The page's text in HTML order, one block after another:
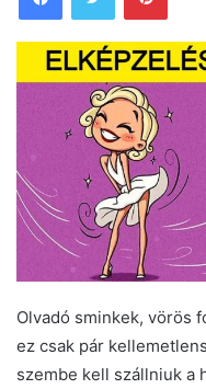
Olvadó sminkek, vörös
ez csak pár
szembe kell szállniuk a